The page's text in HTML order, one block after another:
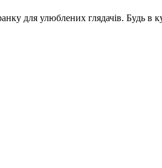
для улюблених глядачів. Будь в